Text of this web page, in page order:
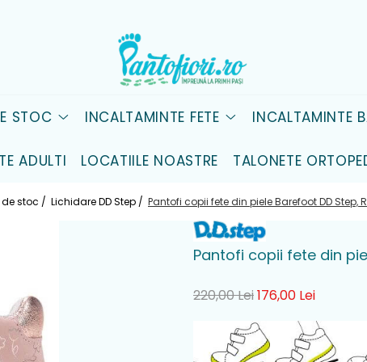
STOC INCALTAMINTE FETE INCALTAMINTE
ADULTI LOCATIILE NOASTRE TALONETE
stoc / Lichidare DD Step / Pantofi copii fete din piele Barefoot DD Step,
Pantofi copii fete din
220,00 Lei176,00 Lei